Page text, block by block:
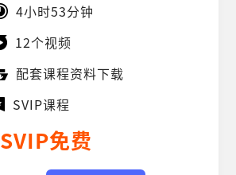
4小时53分钟
12个视频
配套课程资料下载
SVIP课程
SVIP免费